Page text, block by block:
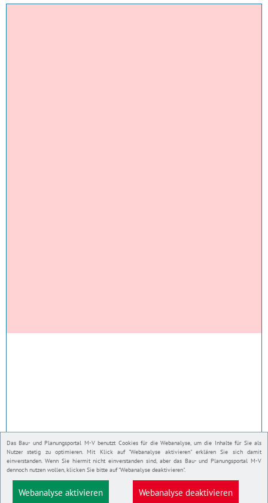
Das Bau- und Planungsportal M-V benutzt Cookies für die Webanalyse, um die Inhalte für Sie als
Nutzer stetig zu optimieren. Mit Klick auf "Webanalyse aktivieren" erklären Sie sich damit
einverstanden. Wenn Sie hiermit nicht einverstanden sind, aber das Bau- und Planungsportal M-V
dennoch nutzen wollen, klicken Sie bitte auf "Webanalyse deaktivieren".
Webanalyse aktivieren Webanalyse deaktivieren